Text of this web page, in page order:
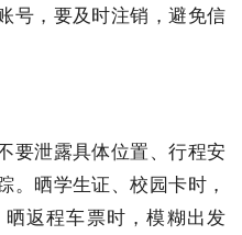
号，要及时注销，避免信
要泄露具体位置、行程安
。晒学生证、校园卡时，
返程车票时，模糊出发